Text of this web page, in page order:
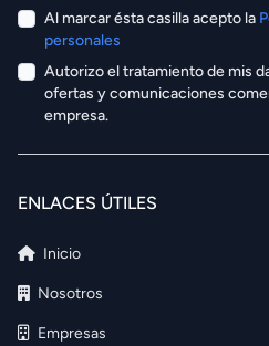
Al marcar ésta casilla acepto la
personales
Autorizo el tratamiento de mis
ofertas y comunicaciones
empresa.
ENLACES ÚTILES
Inicio
Nosotros
Empresas